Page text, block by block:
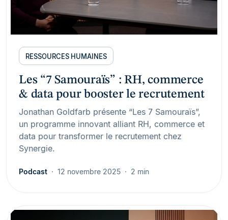
RESSOURCES HUMAINES
Les “7 Samouraïs” : RH, commerce
& data pour booster le recrutement
Jonathan Goldfarb présente “Les 7 Samouraïs”,
un programme innovant alliant RH, commerce et
data pour transformer le recrutement chez
Synergie.
Podcast 12 novembre 2025 2 min